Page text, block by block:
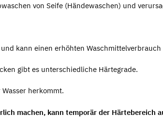
von Seife (Händewaschen) und
kann einen erhöhten Waschmittelverbrauch
gibt es unterschiedliche Härtegrade.
herkommt.
machen, kann temporär der Härtebereich